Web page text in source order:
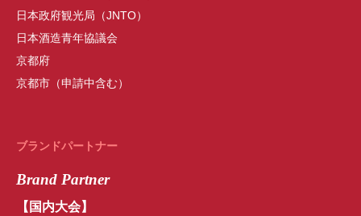
日本政府観光局（JNTO）
日本酒造青年協議会
京都府
京都市（申請中含む）
ブランドパートナー
Brand Partner
【国内大会】